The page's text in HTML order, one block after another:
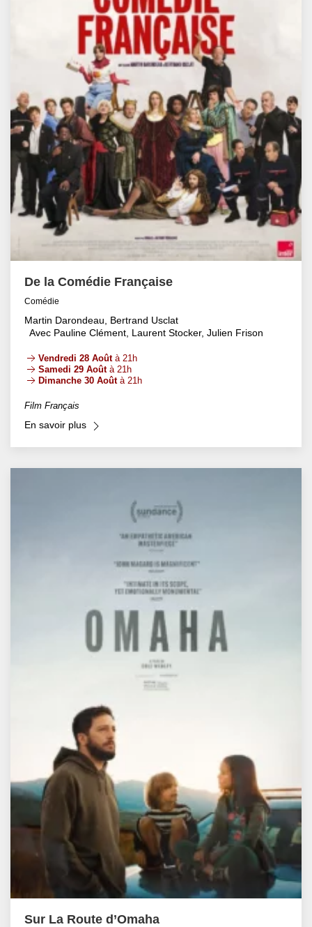
De la Comédie Française
Comédie
Martin Darondeau, Bertrand Usclat
Avec Pauline Clément, Laurent Stocker, Julien Frison
Vendredi 28 Aoûtà 21h
Samedi 29 Aoûtà 21h
Dimanche 30 Aoûtà 21h
Film Français
En savoir plus
Sur La Route d’Omaha